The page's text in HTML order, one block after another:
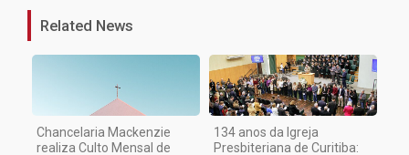
Related News
Chancelaria Mackenzie
realiza Culto Mensal de
134 anos da Igreja
Presbiteriana de Curitiba: